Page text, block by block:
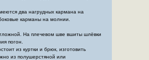
два нагрудных кармана на
карманы на молнии.
На плечевом шве вшиты шлёвки
погон.
из куртки и брюк, изготовить
из полушерстяной или